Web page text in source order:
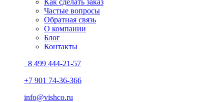
Как сделать заказ
Частые вопросы
Обратная связь
О компании
Блог
Контакты
8 499 444-21-57
+7 901 74-36-366
info@vishco.ru